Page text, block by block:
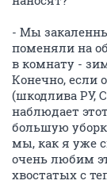
- Мы
поменяли на
в комнату -
Конечно, если
(шкодлива РУ,
наблюдает
большую
мы, как я уже
очень любим
хвостатых с